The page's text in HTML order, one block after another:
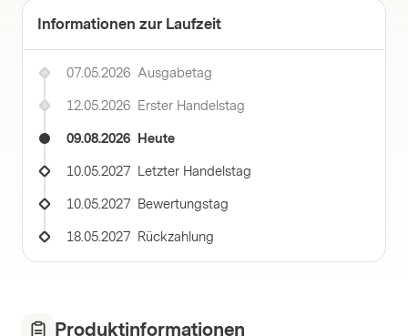
Informationen zur Laufzeit
07.05.2026 Ausgabetag
12.05.2026 Erster Handelstag
09.08.2026 Heute
10.05.2027 Letzter Handelstag
10.05.2027 Bewertungstag
18.05.2027 Rückzahlung
Produktinformationen